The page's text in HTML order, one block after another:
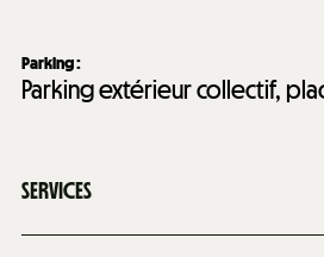
Parking:
Parking extérieur collectif,
SERVICES